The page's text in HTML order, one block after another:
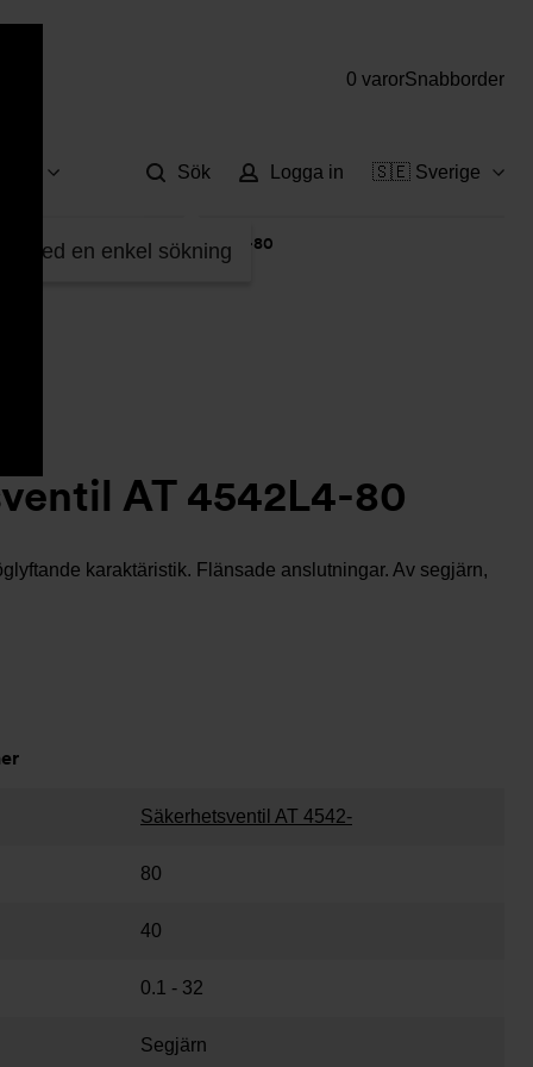
0 varorSnabborder
med en enkel sökning
Sök Logga in 🇸🇪 Sverige
Säkerhetsventil AT 4542L4-80
AT 4542L4-80
karaktäristik. Flänsade anslutningar. Av segjärn,
Säkerhetsventil AT 4542-
80
40
0.1 - 32
Segjärn